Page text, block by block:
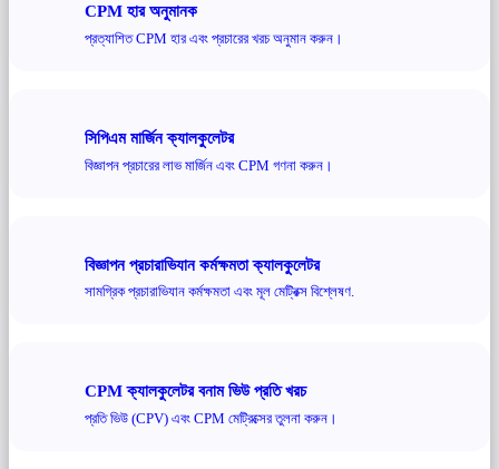
CPM হার অনুমানক
প্রত্যাশিত CPM হার এবং প্রচারের খরচ অনুমান করুন।
সিপিএম মার্জিন ক্যালকুলেটর
বিজ্ঞাপন প্রচারের লাভ মার্জিন এবং CPM গণনা করুন।
বিজ্ঞাপন প্রচারাভিযান কর্মক্ষমতা ক্যালকুলেটর
সামগ্রিক প্রচারাভিযান কর্মক্ষমতা এবং মূল মেট্রিক্স বিশ্লেষণ.
CPM ক্যালকুলেটর বনাম ভিউ প্রতি খরচ
প্রতি ভিউ (CPV) এবং CPM মেট্রিক্সের তুলনা করুন।